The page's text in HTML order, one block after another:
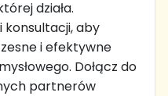
działa.
aby
i efektywne
Dołącz do
partnerów